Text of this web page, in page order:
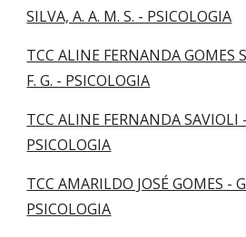
SILVA, A. A. M. S. - PSICOLOGIA
TCC ALINE FERNANDA GOMES
F. G. - PSICOLOGIA
TCC ALINE FERNANDA SAVIOLI
PSICOLOGIA
TCC AMARILDO JOSÉ GOMES -
PSICOLOGIA